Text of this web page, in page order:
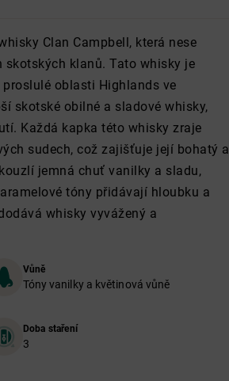
Clan Campbell, která nese
klanů. Tato whisky je
oblasti Highlands ve
skotské obilné a sladové whisky,
Každá kapka této whisky zraje
sudech, což zajišťuje její bohatý a
jemná chuť vanilky a sladu,
tóny přidávají hloubku a
whisky vyvážený a
Vůně
Tóny vanilky a květinová vůně
Doba staření
3